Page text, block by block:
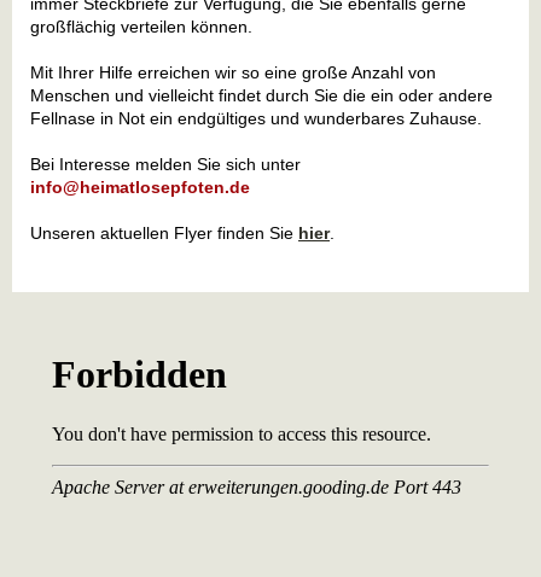
immer Steckbriefe zur Verfügung, die Sie ebenfalls gerne
großflächig verteilen können.
Mit Ihrer Hilfe erreichen wir so eine große Anzahl von
Menschen und vielleicht findet durch Sie die ein oder andere
Fellnase in Not ein endgültiges und wunderbares Zuhause.
Bei Interesse melden Sie sich unter
info@heimatlosepfoten.de
Unseren aktuellen Flyer finden Sie hier.